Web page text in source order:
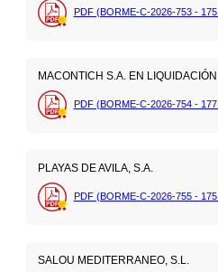
PDF (BORME-C-2026-753 - 175
MACONTICH S.A. EN LIQUIDACIÓN
PDF (BORME-C-2026-754 - 177
PLAYAS DE AVILA, S.A.
PDF (BORME-C-2026-755 - 175
SALOU MEDITERRANEO, S.L.